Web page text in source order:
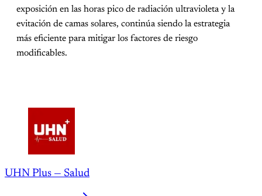
exposición en las horas pico de radiación ultravioleta y la
evitación de camas solares, continúa siendo la estrategia
más eficiente para mitigar los factores de riesgo
modificables.
UHN Plus — Salud